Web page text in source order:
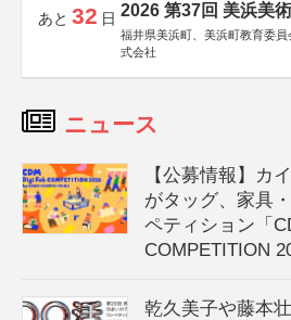
あと 32 日 2026 第37回 美浜美
福井県美浜町、美浜町教育委
式会社
ニュース
【公募情報】カ
がタッグ、家具
ペティション「
COMPETITION
乾久美子や藤本